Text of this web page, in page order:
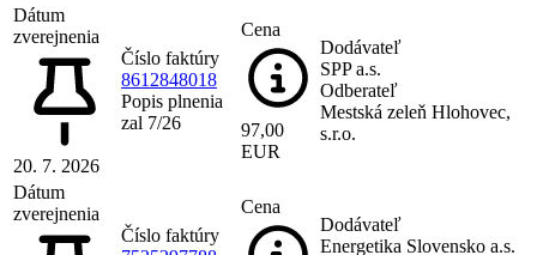
Dátum
zverejnenia
20. 7. 2026
Číslo faktúry
8612848018
Popis plnenia
zal 7/26
Cena
97,00
EUR
Dodávateľ
SPP a.s.
Odberateľ
Mestská zeleň Hlohovec,
s.r.o.
Dátum
zverejnenia
Číslo faktúry
Cena
Dodávateľ
Energetika Slovensko a.s.